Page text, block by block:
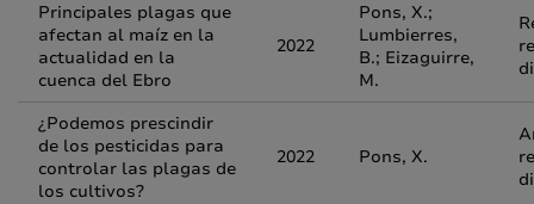
Principales plagas que
afectan al maíz en la
actualidad en la
cuenca del Ebro
2022
Pons, X.;
Lumbierres,
B.; Eizaguirre,
M.
¿Podemos prescindir
de los pesticidas para
controlar las plagas de
los cultivos?
2022 Pons, X.